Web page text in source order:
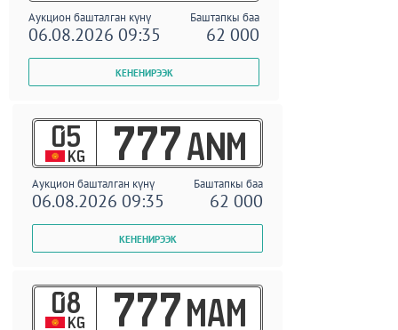
Аукцион башталган күнү Баштапкы баа
06.08.2026 09:35 62 000
05
KG 777 ANM
Аукцион башталган күнү Баштапкы баа
06.08.2026 09:35 62 000
08
KG 777 MAM